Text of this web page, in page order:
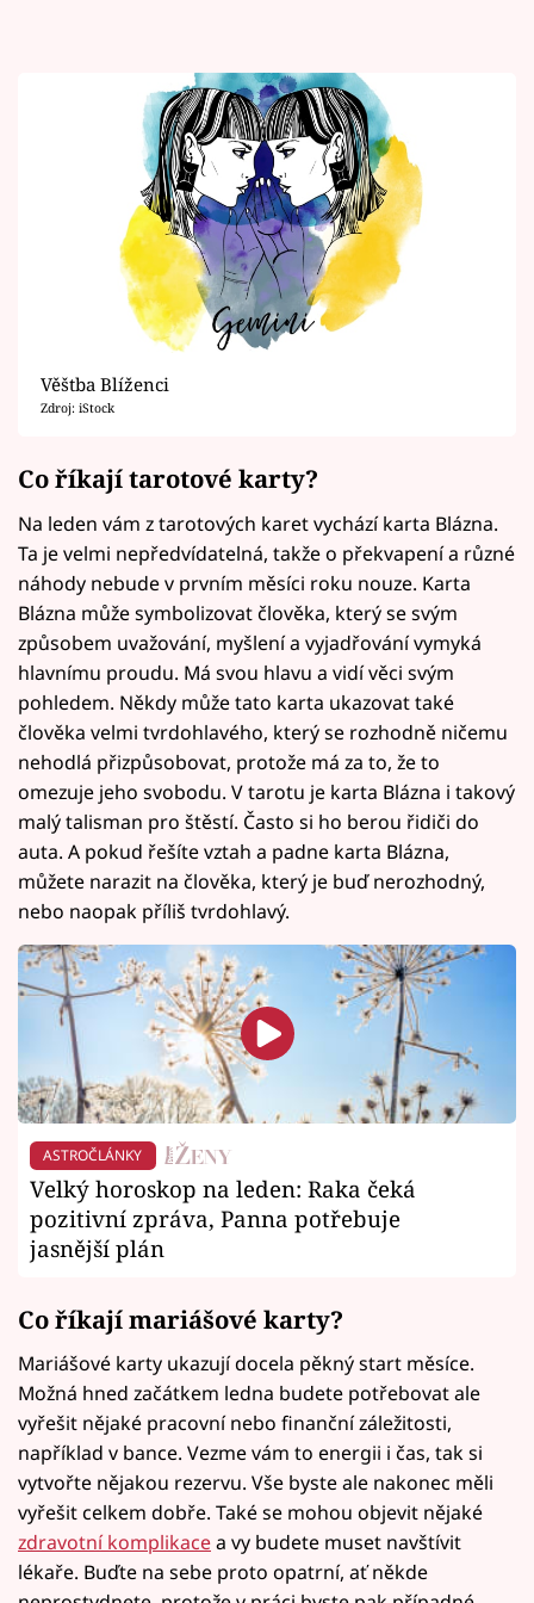
Věštba Blíženci
Zdroj: iStock
Co říkají tarotové karty?
Na leden vám z tarotových karet vychází karta Blázna.
Ta je velmi nepředvídatelná, takže o překvapení a různé
náhody nebude v prvním měsíci roku nouze. Karta
Blázna může symbolizovat člověka, který se svým
způsobem uvažování, myšlení a vyjadřování vymyká
hlavnímu proudu. Má svou hlavu a vidí věci svým
pohledem. Někdy může tato karta ukazovat také
člověka velmi tvrdohlavého, který se rozhodně ničemu
nehodlá přizpůsobovat, protože má za to, že to
omezuje jeho svobodu. V tarotu je karta Blázna i takový
malý talisman pro štěstí. Často si ho berou řidiči do
auta. A pokud řešíte vztah a padne karta Blázna,
můžete narazit na člověka, který je buď nerozhodný,
nebo naopak příliš tvrdohlavý.
ASTROČLÁNKY
Velký horoskop na leden: Raka čeká
pozitivní zpráva, Panna potřebuje
jasnější plán
Co říkají mariášové karty?
Mariášové karty ukazují docela pěkný start měsíce.
Možná hned začátkem ledna budete potřebovat ale
vyřešit nějaké pracovní nebo finanční záležitosti,
například v bance. Vezme vám to energii i čas, tak si
vytvořte nějakou rezervu. Vše byste ale nakonec měli
vyřešit celkem dobře. Také se mohou objevit nějaké
zdravotní komplikacea vy budete muset navštívit
lékaře. Buďte na sebe proto opatrní, ať někde